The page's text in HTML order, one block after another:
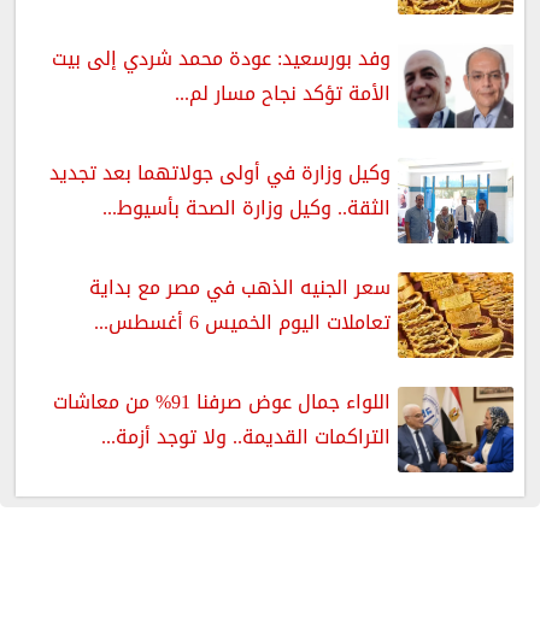
وفد بورسعيد: عودة محمد شردي إلى بيت
الأمة تؤكد نجاح مسار لم...
وكيل وزارة في أولى جولاتهما بعد تجديد
الثقة.. وكيل وزارة الصحة بأسيوط...
سعر الجنيه الذهب في مصر مع بداية
تعاملات اليوم الخميس 6 أغسطس...
اللواء جمال عوض صرفنا 91% من معاشات
التراكمات القديمة.. ولا توجد أزمة...